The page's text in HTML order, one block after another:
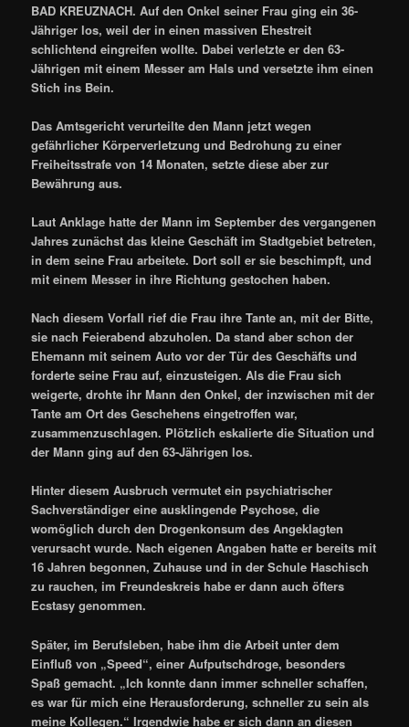
BAD KREUZNACH. Auf den Onkel seiner Frau ging ein 36-
Jähriger los, weil der in einen massiven Ehestreit
schlichtend eingreifen wollte. Dabei verletzte er den 63-
Jährigen mit einem Messer am Hals und versetzte ihm einen
Stich ins Bein.
Das Amtsgericht verurteilte den Mann jetzt wegen
gefährlicher Körperverletzung und Bedrohung zu einer
Freiheitsstrafe von 14 Monaten, setzte diese aber zur
Bewährung aus.
Laut Anklage hatte der Mann im September des vergangenen
Jahres zunächst das kleine Geschäft im Stadtgebiet betreten,
in dem seine Frau arbeitete. Dort soll er sie beschimpft, und
mit einem Messer in ihre Richtung gestochen haben.
Nach diesem Vorfall rief die Frau ihre Tante an, mit der Bitte,
sie nach Feierabend abzuholen. Da stand aber schon der
Ehemann mit seinem Auto vor der Tür des Geschäfts und
forderte seine Frau auf, einzusteigen. Als die Frau sich
weigerte, drohte ihr Mann den Onkel, der inzwischen mit der
Tante am Ort des Geschehens eingetroffen war,
zusammenzuschlagen. Plötzlich eskalierte die Situation und
der Mann ging auf den 63-Jährigen los.
Hinter diesem Ausbruch vermutet ein psychiatrischer
Sachverständiger eine ausklingende Psychose, die
womöglich durch den Drogenkonsum des Angeklagten
verursacht wurde. Nach eigenen Angaben hatte er bereits mit
16 Jahren begonnen, Zuhause und in der Schule Haschisch
zu rauchen, im Freundeskreis habe er dann auch öfters
Ecstasy genommen.
Später, im Berufsleben, habe ihm die Arbeit unter dem
Einfluß von „Speed“, einer Aufputschdroge, besonders
Spaß gemacht. „Ich konnte dann immer schneller schaffen,
es war für mich eine Herausforderung, schneller zu sein als
meine Kollegen.“ Irgendwie habe er sich dann an diesen